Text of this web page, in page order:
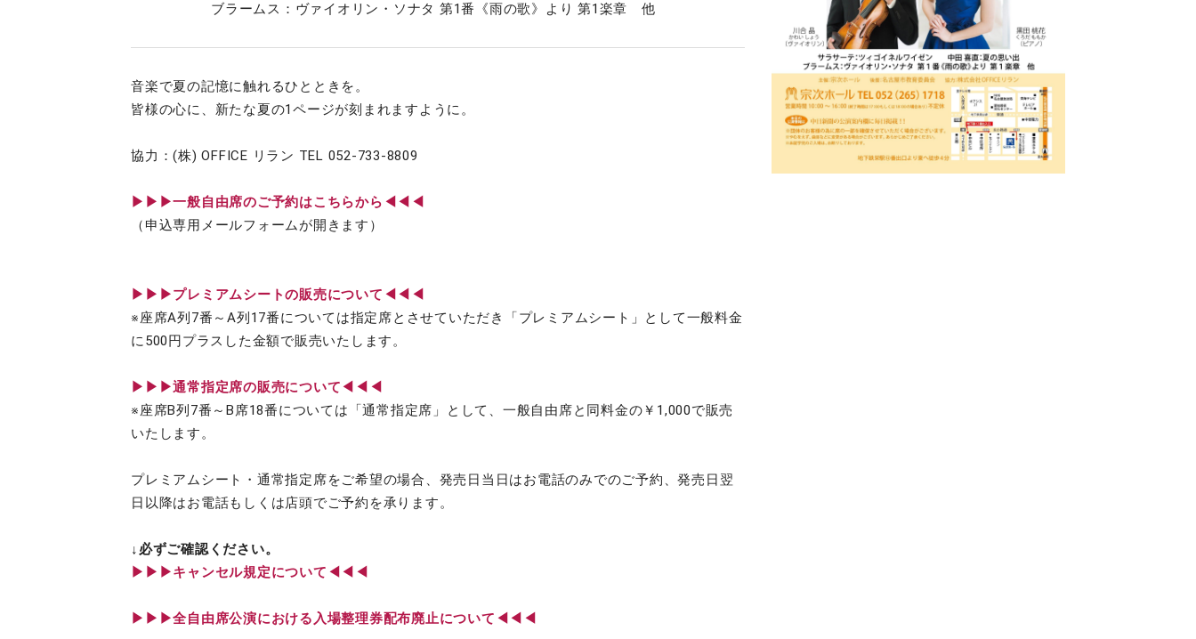
ブラームス：ヴァイオリン・ソナタ 第1番《雨の歌》より 第1楽章 他
音楽で夏の記憶に触れるひとときを。
皆様の心に、新たな夏の1ページが刻まれますように。
協力：(株) OFFICE リラン TEL 052-733-8809
▶︎▶︎▶︎一般自由席のご予約はこちらから◀◀◀
（申込専用メールフォームが開きます）
▶︎▶︎▶︎プレミアムシートの販売について◀◀◀
※座席A列7番～A列17番については指定席とさせていただき「プレミアムシート」として一般料金
に500円プラスした金額で販売いたします。
▶︎▶︎▶︎通常指定席の販売について◀◀◀
※座席B列7番～B席18番については「通常指定席」として、一般自由席と同料金の￥1,000で販売
いたします。
プレミアムシート・通常指定席をご希望の場合、発売日当日はお電話のみでのご予約、発売日翌
日以降はお電話もしくは店頭でご予約を承ります。
↓必ずご確認ください。
▶︎▶︎▶︎キャンセル規定について◀◀◀
▶︎▶︎▶︎全自由席公演における入場整理券配布廃止について◀◀◀